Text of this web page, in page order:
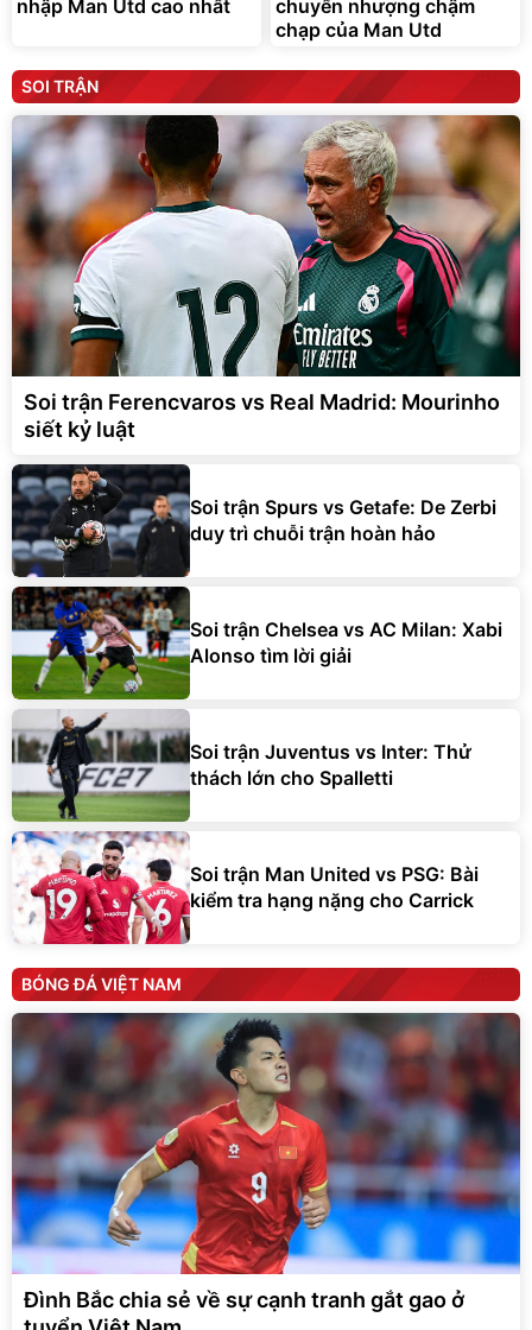
nhập Man Utd cao nhất
chuyển nhượng chậm
chạp của Man Utd
SOI TRẬN
Soi trận Ferencvaros vs Real Madrid: Mourinho
siết kỷ luật
Soi trận Spurs vs Getafe: De Zerbi
duy trì chuỗi trận hoàn hảo
Soi trận Chelsea vs AC Milan: Xabi
Alonso tìm lời giải
Soi trận Juventus vs Inter: Thử
thách lớn cho Spalletti
Soi trận Man United vs PSG: Bài
kiểm tra hạng nặng cho Carrick
BÓNG ĐÁ VIỆT NAM
Đình Bắc chia sẻ về sự cạnh tranh gắt gao ở